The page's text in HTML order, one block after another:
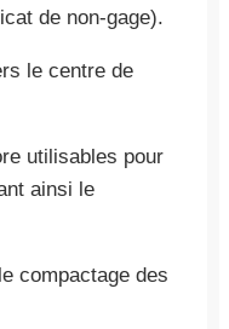
de non-gage).
le centre de
utilisables pour
ainsi le
compactage des